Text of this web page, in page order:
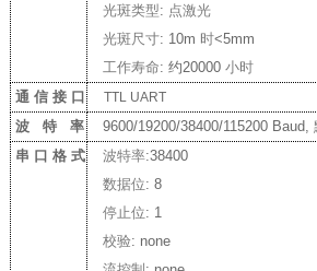
光斑类型: 点激光
光斑尺寸: 10m 时<5mm
工作寿命: 约20000 小时
通 信 接 口
TTL UART
波 特 率 9600/19200/38400/115200 Baud,
串 口 格 式
波特率:38400
数据位: 8
停止位: 1
校验: none